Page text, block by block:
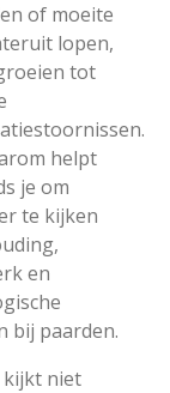
of moeite
lopen,
tot
helpt
je om
te kijken
en
bij paarden.
kijkt niet